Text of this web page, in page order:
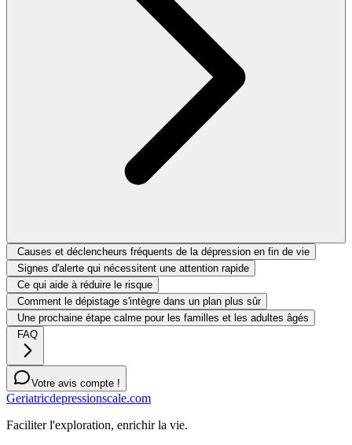
Causes et déclencheurs fréquents de la dépression en fin de vie
Signes d'alerte qui nécessitent une attention rapide
Ce qui aide à réduire le risque
Comment le dépistage s'intègre dans un plan plus sûr
Une prochaine étape calme pour les familles et les adultes âgés
FAQ
Votre avis compte !
Geriatricdepressionscale.com
Faciliter l'exploration, enrichir la vie.